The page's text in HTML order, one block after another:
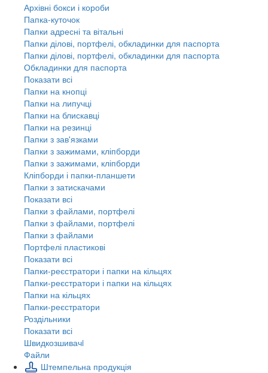
Архівні бокси і короби
Папка-куточок
Папки адресні та вітальні
Папки ділові, портфелі, обкладинки для паспорта
Папки ділові, портфелі, обкладинки для паспорта
Обкладинки для паспорта
Показати всі
Папки на кнопці
Папки на липучці
Папки на блискавці
Папки на резинці
Папки з зав'язками
Папки з зажимами, кліпборди
Папки з зажимами, кліпборди
Кліпборди і папки-планшети
Папки з затискачами
Показати всі
Папки з файлами, портфелі
Папки з файлами, портфелі
Папки з файлами
Портфелі пластикові
Показати всі
Папки-реєстратори і папки на кільцях
Папки-реєстратори і папки на кільцях
Папки на кільцях
Папки-реєстратори
Роздільники
Показати всі
Швидкозшивачi
Файли
Штемпельна продукція